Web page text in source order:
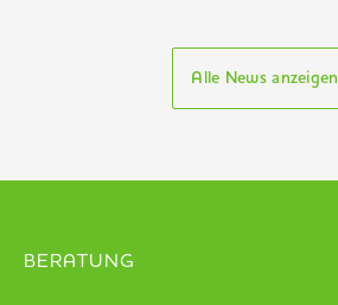
Alle News anzeigen
BERATUNG